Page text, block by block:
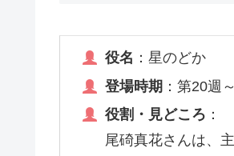
役名 ：星のどか
登場時期 ：第20週
役割・見どころ ：
尾碕真花さんは、